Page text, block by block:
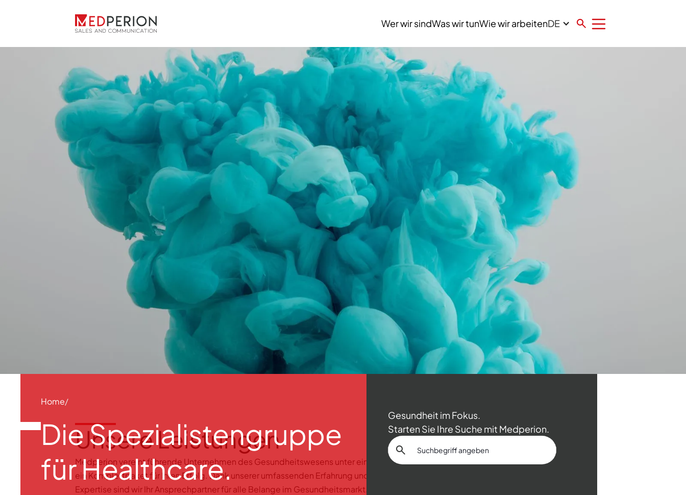
Wer wir sindWas wir tunWie wir arbeitenDE
Home
Die Spezialistengruppe
für Healthcare.
Gesundheit im Fokus.
Starten Sie Ihre Suche mit Medperion.
Unsere Leistungen
Medperion vereint führende Unternehmen des Gesundheitswesens unter einem Dach und bietet Ihnen
ein Komplettpaket für Ihren Erfolg. Dank unserer umfassenden Erfahrung und interdisziplinären
Expertise sind wir Ihr Ansprechpartner für alle Belange im Gesundheitsmarkt. Wir nennen es "end-to-